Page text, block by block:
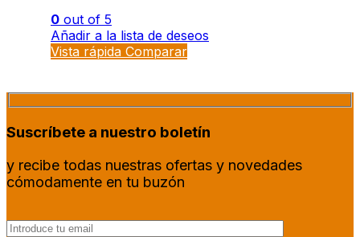
0 out of 5
Añadir a la lista de deseos
Vista rápida Comparar
Suscríbete a nuestro boletín
y recibe todas nuestras ofertas y novedades
cómodamente en tu buzón